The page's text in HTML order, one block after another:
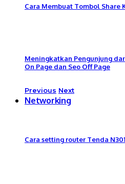
Cara Membuat Tombol Share
Meningkatkan Pengunjung
On Page dan Seo Off Page
Previous Next
Networking
Cara setting router Tenda